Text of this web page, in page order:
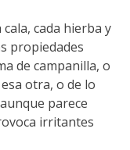
cada hierba y
propiedades
de campanilla, o
otra, o de lo
parece
irritantes